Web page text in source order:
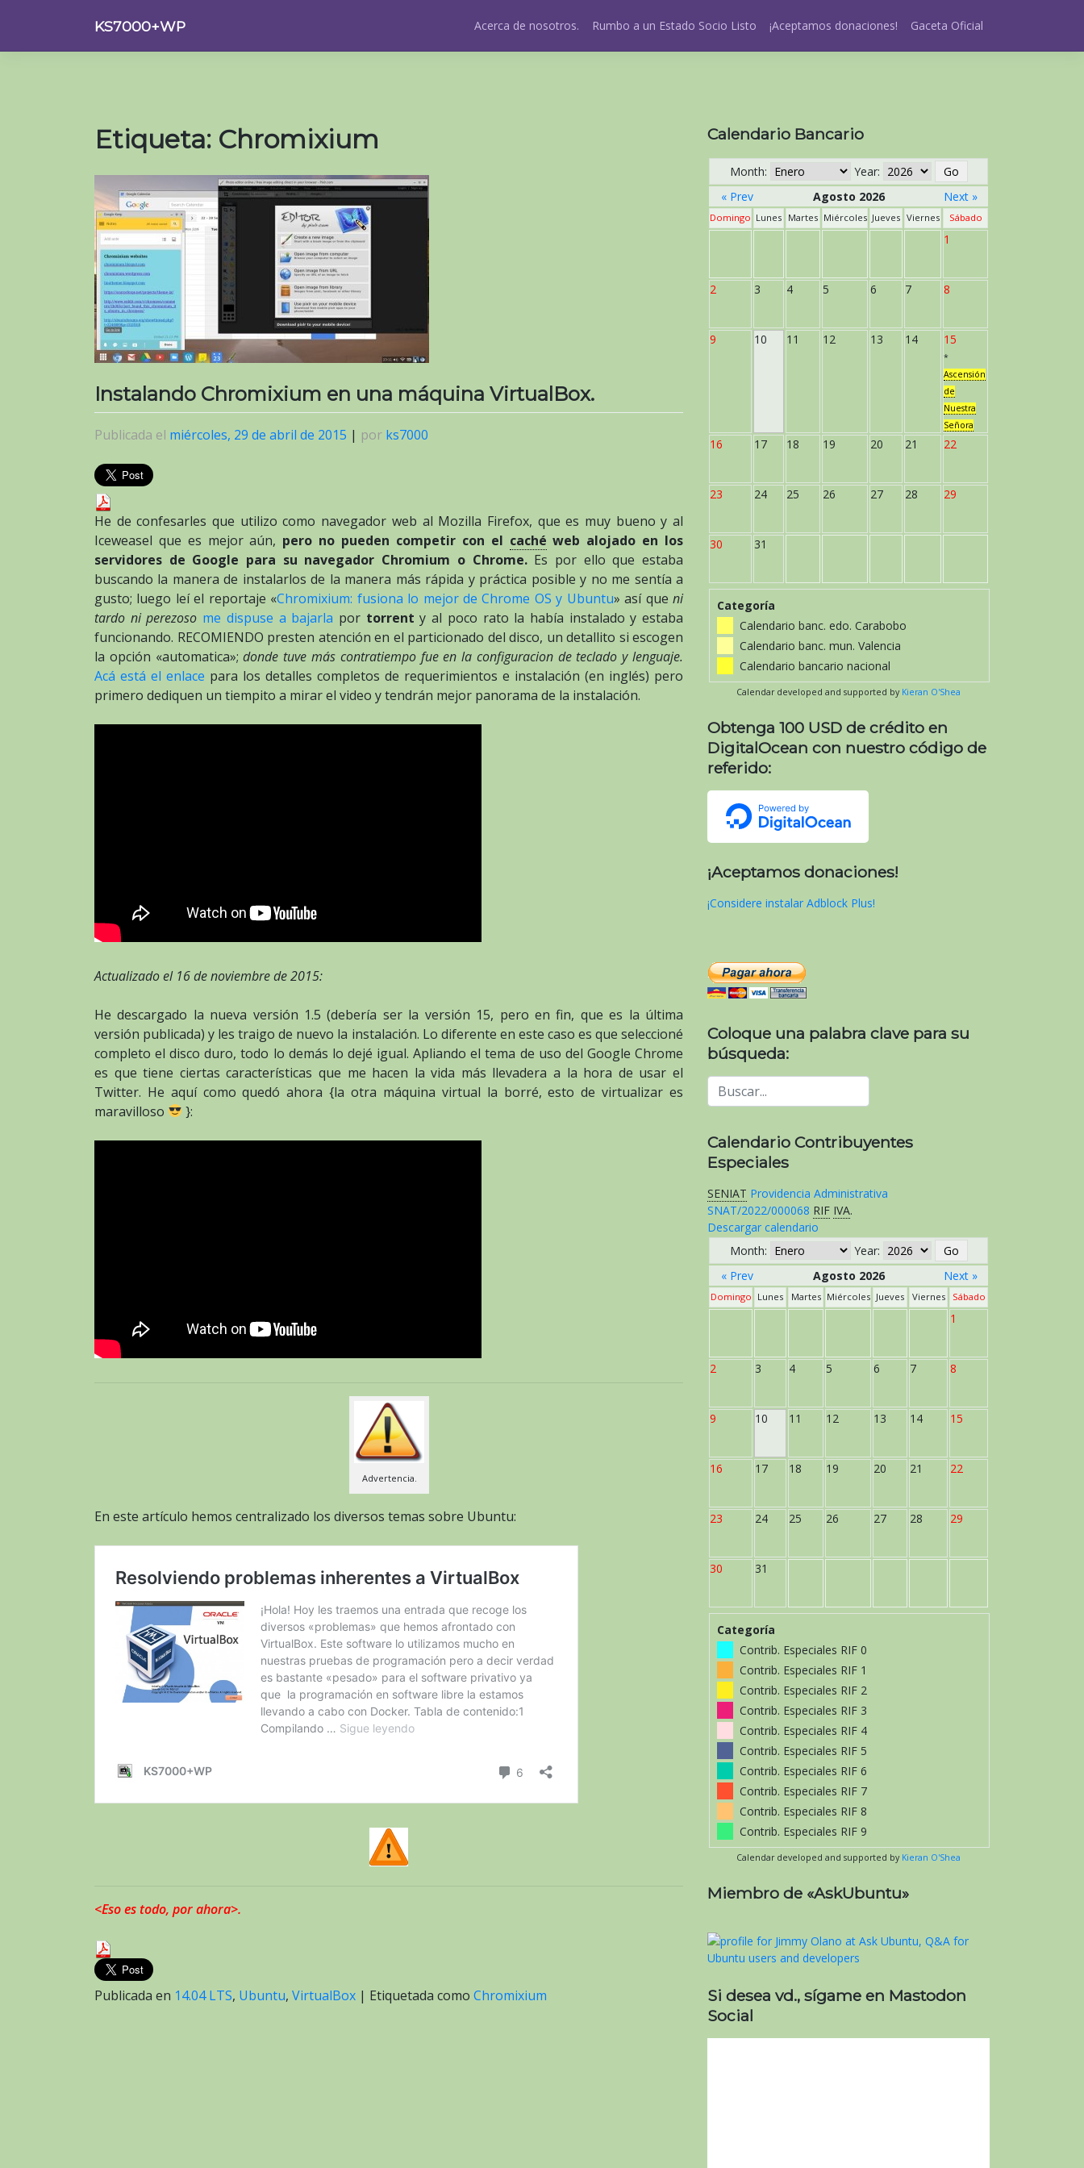
contenido
KS7000+WP Acerca de nosotros. Rumbo a un Estado Socio Listo ¡Aceptamos donaciones! Gaceta Oficial
Etiqueta: Chromixium
Instalando Chromixium en una máquina VirtualBox.
Publicada el miércoles, 29 de abril de 2015 | por ks7000
He de confesarles que utilizo como navegador web al Mozilla Firefox, que es muy bueno y al
Iceweasel que es mejor aún, pero no pueden competir con el caché web alojado en los
servidores de Google para su navegador Chromium o Chrome.Es por ello que estaba
buscando la manera de instalarlos de la manera más rápida y práctica posible y no me sentía a
gusto; luego leí el reportaje «Chromixium: fusiona lo mejor de Chrome OS y Ubuntu» así que ni
tardo ni perezoso me dispuse a bajarla por torrenty al poco rato la había instalado y estaba
funcionando. RECOMIENDO presten atención en el particionado del disco, un detallito si escogen
la opción «automatica»;donde tuve más contratiempo fue en la configuracion de teclado y lenguaje.
Acá está el enlace para los detalles completos de requerimientos e instalación (en inglés) pero
primero dediquen un tiempito a mirar el video y tendrán mejor panorama de la instalación.
Actualizado el 16 de noviembre de 2015:
He descargado la nueva versión 1.5 (debería ser la versión 15, pero en fin, que es la última
versión publicada) y les traigo de nuevo la instalación. Lo diferente en este caso es que seleccioné
completo el disco duro, todo lo demás lo dejé igual. Apliando el tema de uso del Google Chrome
es que tiene ciertas características que me hacen la vida más llevadera a la hora de usar el
Twitter. He aquí como quedó ahora {la otra máquina virtual la borré, esto de virtualizar es
maravilloso
}:
Advertencia.
En este artículo hemos centralizado los diversos temas sobre Ubuntu:
<Eso es todo, por ahora>.
Publicada en 14.04 LTS, Ubuntu, VirtualBox | Etiquetada como Chromixium
Calendario Bancario
Month:
Year:
« Prev
Agosto 2026 Next »
Domingo Lunes Martes Miércoles Jueves Viernes Sábado
1
2 3 4 5 6 7 8
9 10 11 12 13 14 15
*
Ascensión
de
Nuestra
Señora
16 17 18 19 20 21 22
23 24 25 26 27 28 29
30 31
Categoría
Calendario banc. edo. Carabobo
Calendario banc. mun. Valencia
Calendario bancario nacional
Calendar developed and supported by Kieran O'Shea
Obtenga 100 USD de crédito en
DigitalOcean con nuestro código de
referido:
¡Aceptamos donaciones!
¡Considere instalar Adblock Plus!
Coloque una palabra clave para su
búsqueda:
Calendario Contribuyentes
Especiales
SENIAT Providencia Administrativa
SNAT/2022/000068 RIF IVA.
Descargar calendario
Month:
Year:
« Prev
Agosto 2026 Next »
Domingo Lunes Martes Miércoles Jueves Viernes Sábado
1
2 3 4 5 6 7 8
9 10 11 12 13 14 15
16 17 18 19 20 21 22
23 24 25 26 27 28 29
30 31
Categoría
Contrib. Especiales RIF 0
Contrib. Especiales RIF 1
Contrib. Especiales RIF 2
Contrib. Especiales RIF 3
Contrib. Especiales RIF 4
Contrib. Especiales RIF 5
Contrib. Especiales RIF 6
Contrib. Especiales RIF 7
Contrib. Especiales RIF 8
Contrib. Especiales RIF 9
Calendar developed and supported by Kieran O'Shea
Miembro de «AskUbuntu»
Si desea vd., sígame en Mastodon
Social